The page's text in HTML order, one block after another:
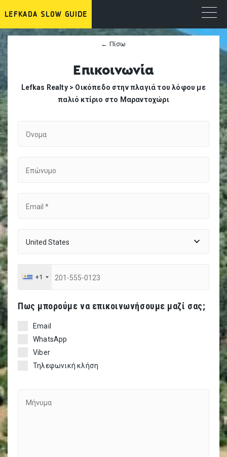
← Πίσω
Επικοινωνία
Lefkas Realty > Οικόπεδο στην πλαγιά του λόφου με
παλιό κτίριο στο Μαραντοχώρι
+1
Πως μπορούμε να επικοινωνήσουμε μαζί σας;
Email
WhatsApp
Viber
Τηλεφωνική κλήση